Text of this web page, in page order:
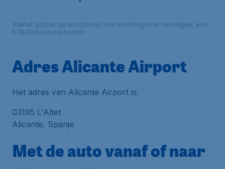
*Vanaf-prijzen op retourbasis, incl. belastingen en toeslagen, excl.
€ 29,90 boekingskosten.
Adres Alicante Airport
Het adres van Alicante Airport is:
03195 L'Altet
Alicante, Spanje
Met de auto vanaf of naar